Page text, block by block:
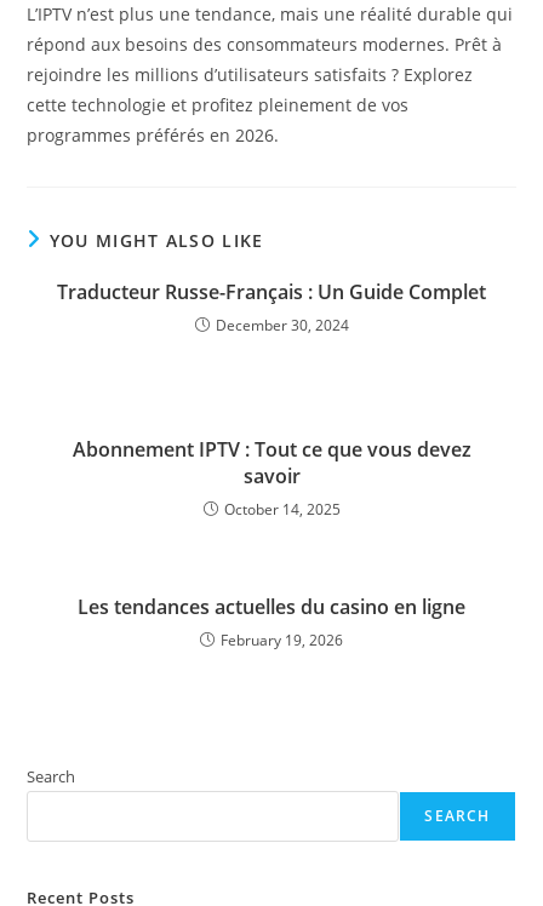
L’IPTV n’est plus une tendance, mais une réalité durable qui
répond aux besoins des consommateurs modernes. Prêt à
rejoindre les millions d’utilisateurs satisfaits ? Explorez
cette technologie et profitez pleinement de vos
programmes préférés en 2026.
YOU MIGHT ALSO LIKE
Traducteur Russe-Français : Un Guide Complet
December 30, 2024
Abonnement IPTV : Tout ce que vous devez
savoir
October 14, 2025
Les tendances actuelles du casino en ligne
February 19, 2026
Search
SEARCH
Recent Posts